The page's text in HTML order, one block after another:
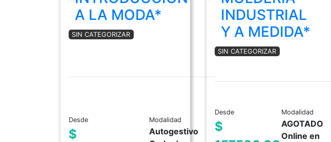
A LA MODA*
SIN CATEGORIZAR
Desde
$
Modalidad
Autogestivo
INDUSTRIAL
Y A MEDIDA*
SIN CATEGORIZAR
Desde
$
Modalidad
AGOTADO
Online en